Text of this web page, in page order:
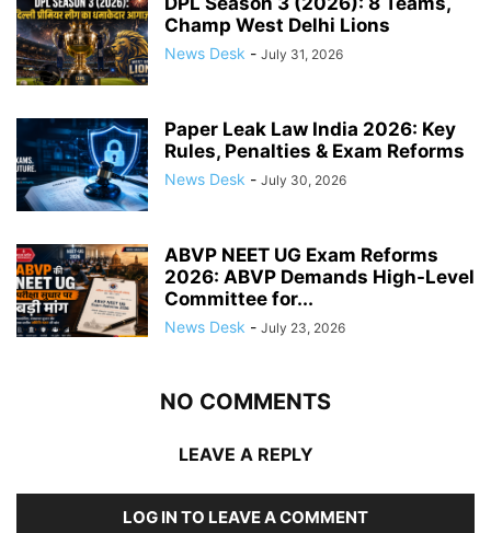
Champ West Delhi Lions
News Desk - July 31, 2026
Paper Leak Law India 2026: Key
Rules, Penalties & Exam Reforms
News Desk - July 30, 2026
ABVP NEET UG Exam Reforms
2026: ABVP Demands High-Level
Committee for...
News Desk - July 23, 2026
NO COMMENTS
LEAVE A REPLY
LOG IN TO LEAVE A COMMENT